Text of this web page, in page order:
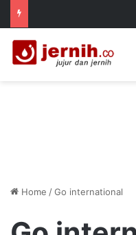
Home /Go international